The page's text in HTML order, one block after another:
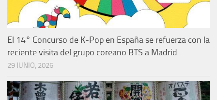
El 14° Concurso de K-Pop en España se refuerza con la
reciente visita del grupo coreano BTS a Madrid
29 JUNIO, 2026